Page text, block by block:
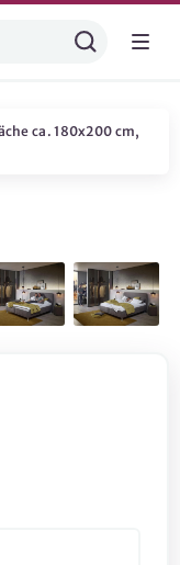
ca. 180x200 cm,